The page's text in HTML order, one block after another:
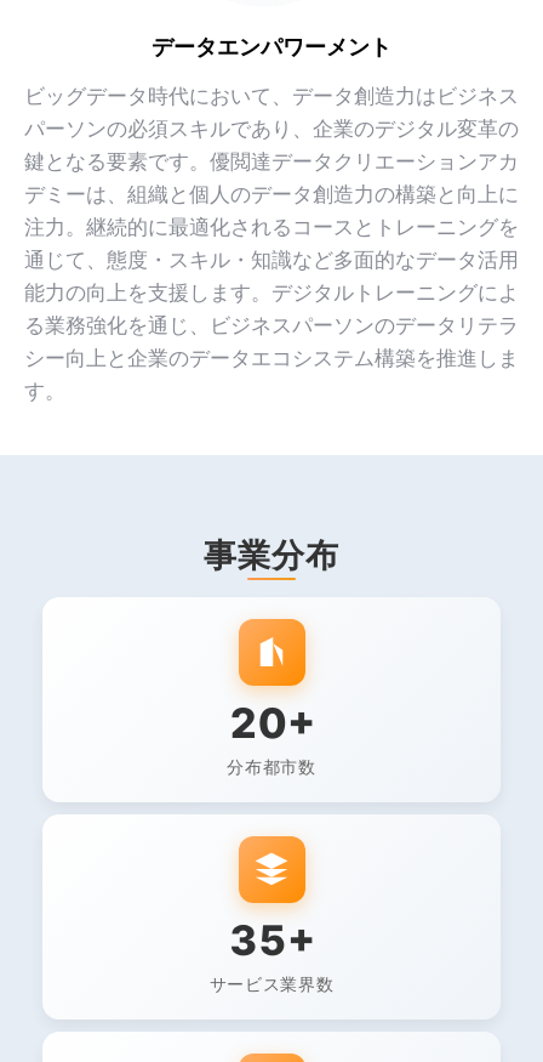
データエンパワーメント
ビッグデータ時代において、データ創造力はビジネス
パーソンの必須スキルであり、企業のデジタル変革の
鍵となる要素です。優閲達データクリエーションアカ
デミーは、組織と個人のデータ創造力の構築と向上に
注力。継続的に最適化されるコースとトレーニングを
通じて、態度・スキル・知識など多面的なデータ活用
能力の向上を支援します。デジタルトレーニングによ
る業務強化を通じ、ビジネスパーソンのデータリテラ
シー向上と企業のデータエコシステム構築を推進しま
す。
事業分布
20+
分布都市数
35+
サービス業界数